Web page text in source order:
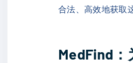
合法、高效地获取
MedFind